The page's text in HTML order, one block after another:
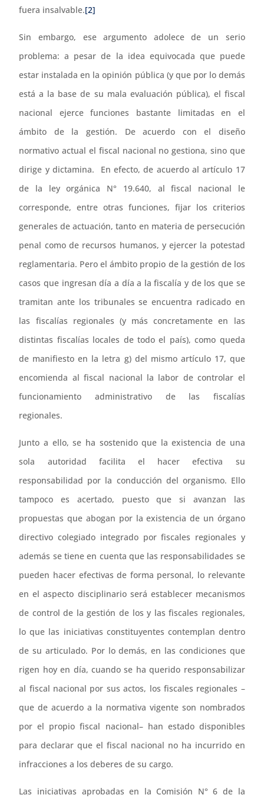
fuera insalvable.[2]
Sin embargo, ese argumento adolece de un serio
problema: a pesar de la idea equivocada que puede
estar instalada en la opinión pública (y que por lo demás
está a la base de su mala evaluación pública), el fiscal
nacional ejerce funciones bastante limitadas en el
ámbito de la gestión. De acuerdo con el diseño
normativo actual el fiscal nacional no gestiona, sino que
dirige y dictamina. En efecto, de acuerdo al artículo 17
de la ley orgánica N° 19.640, al fiscal nacional le
corresponde, entre otras funciones, fijar los criterios
generales de actuación, tanto en materia de persecución
penal como de recursos humanos, y ejercer la potestad
reglamentaria. Pero el ámbito propio de la gestión de los
casos que ingresan día a día a la fiscalía y de los que se
tramitan ante los tribunales se encuentra radicado en
las fiscalías regionales (y más concretamente en las
distintas fiscalías locales de todo el país), como queda
de manifiesto en la letra g) del mismo artículo 17, que
encomienda al fiscal nacional la labor de controlar el
funcionamiento administrativo de las fiscalías
regionales.
Junto a ello, se ha sostenido que la existencia de una
sola autoridad facilita el hacer efectiva su
responsabilidad por la conducción del organismo. Ello
tampoco es acertado, puesto que si avanzan las
propuestas que abogan por la existencia de un órgano
directivo colegiado integrado por fiscales regionales y
además se tiene en cuenta que las responsabilidades se
pueden hacer efectivas de forma personal, lo relevante
en el aspecto disciplinario será establecer mecanismos
de control de la gestión de los y las fiscales regionales,
lo que las iniciativas constituyentes contemplan dentro
de su articulado. Por lo demás, en las condiciones que
rigen hoy en día, cuando se ha querido responsabilizar
al fiscal nacional por sus actos, los fiscales regionales –
que de acuerdo a la normativa vigente son nombrados
por el propio fiscal nacional– han estado disponibles
para declarar que el fiscal nacional no ha incurrido en
infracciones a los deberes de su cargo.
Las iniciativas aprobadas en la Comisión N° 6 de la